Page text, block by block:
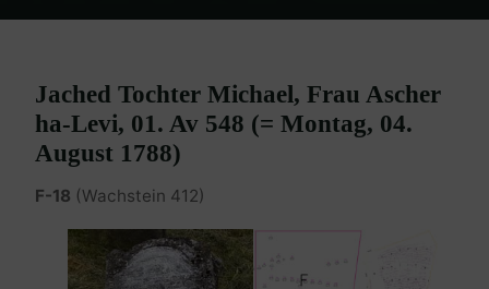
Jached Tochter Michael, Frau Ascher
ha-Levi, 01. Av 548 (= Montag, 04.
August 1788)
F-18 (Wachstein 412)